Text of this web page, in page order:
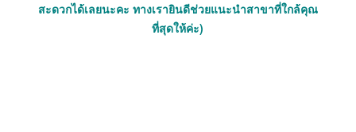
สะดวกได้เลยนะคะ ทางเรายินดีช่วยแนะนำสาขาที่ใกล้คุณ
ที่สุดให้ค่ะ)